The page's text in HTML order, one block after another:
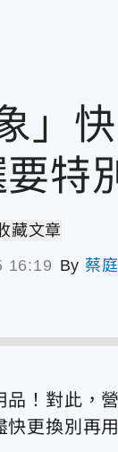
」
特
藏文章
16:19 By 蔡
！對此，
更換別再